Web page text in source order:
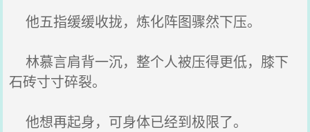
他五指缓缓收拢，炼化阵图骤然下压。
林慕言肩背一沉，整个人被压得更低，膝下
石砖寸寸碎裂。
他想再起身，可身体已经到极限了。